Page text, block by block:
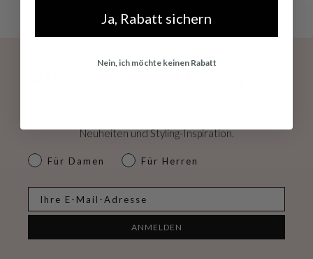
Neuheiten und Styling-Inspiration.
dames & heren
Für Damen Für Herren
ANMELDEN
Ja, Rabatt sichern
Nein, ich möchte keinen Rabatt